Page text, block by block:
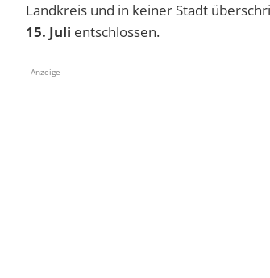
Landkreis und in keiner Stadt
15. Juli entschlossen.
- Anzeige -